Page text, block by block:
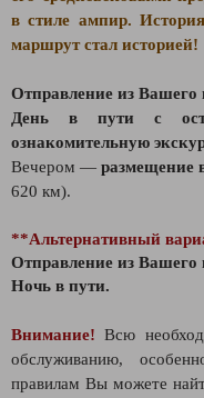
в стиле ампир.
маршрут стал историей!
Отправление из Вашего
День в пути с
ознакомительную
Вечером — размещение
620 км).
**Альтернативный
Отправление из Вашего
Ночь в пути.
Внимание!Всю
обслуживанию,
правилам Вы можете